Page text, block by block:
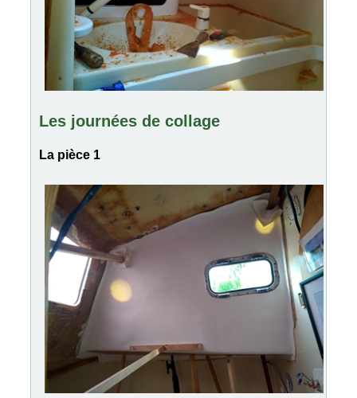
Les journées de collage
La pièce 1